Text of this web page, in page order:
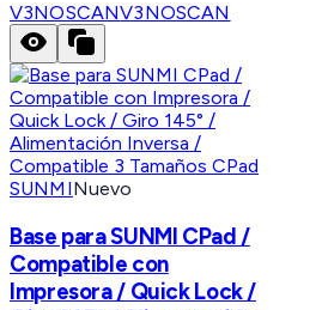
V3NOSCANV3NOSCAN
SUNMINuevo
Base para SUNMI CPad /
Compatible con
Impresora / Quick Lock /